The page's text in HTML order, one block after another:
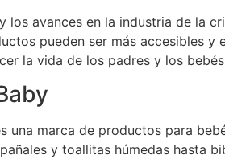
los avances en la industria de la
pueden ser más accesibles y
la vida de los padres y los
una marca de productos para
y toallitas húmedas hasta